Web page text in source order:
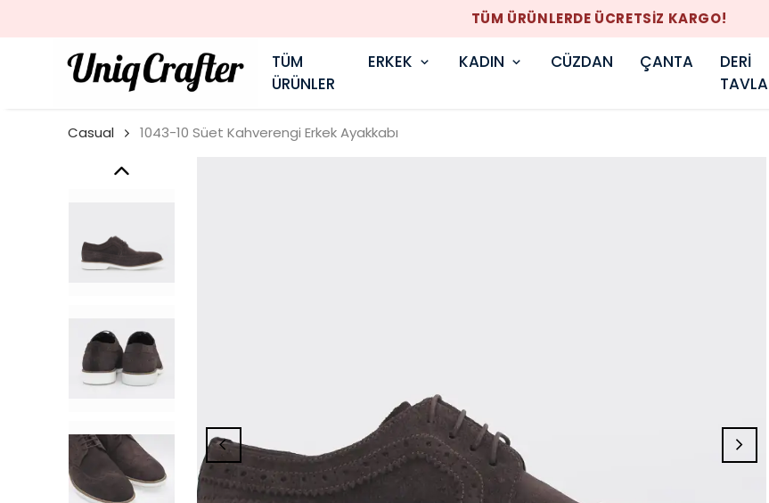
TÜM ÜRÜNLERDE ÜCRETSİZ KARGO!
TÜM
ÜRÜNLER
ERKEK KADIN CÜZDAN ÇANTA
DERİ
TAVLA
Casual 1043-10 Süet Kahverengi Erkek Ayakkabı